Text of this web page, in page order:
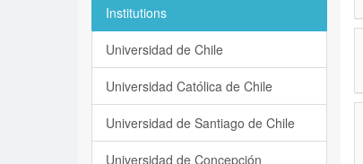
Institutions
Universidad de Chile
Universidad Católica de Chile
Universidad de Santiago de Chile
Universidad de Concepción